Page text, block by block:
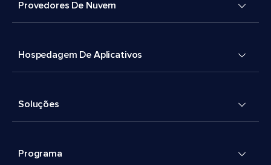
Provedores De Nuvem
Hospedagem De Aplicativos
Soluções
Programa